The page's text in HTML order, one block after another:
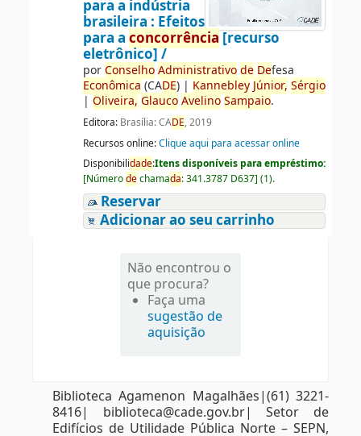
para a indústria
brasileira : Efeitos
para a concorrência [recurso
eletrônico] /
porConselho Administrativo de Defesa
Econômica (CADE)| Kannebley Júnior, Sérgio
| Oliveira, Glauco Avelino Sampaio.
Editora: Brasília: CADE, 2019
Recursos online:Clique aqui para acessar online
Disponibilidade:Itens disponíveis para empréstimo:
[Númerodechamada:341.3787 D637] (1).
Reservar
Adicionar ao seu carrinho
Não encontrou o
que procura?
Faça uma
sugestão de
aquisição
Biblioteca Agamenon Magalhães|(61) 3221-
8416| biblioteca@cade.gov.br| Setor de
Edifícios de Utilidade Pública Norte – SEPN,